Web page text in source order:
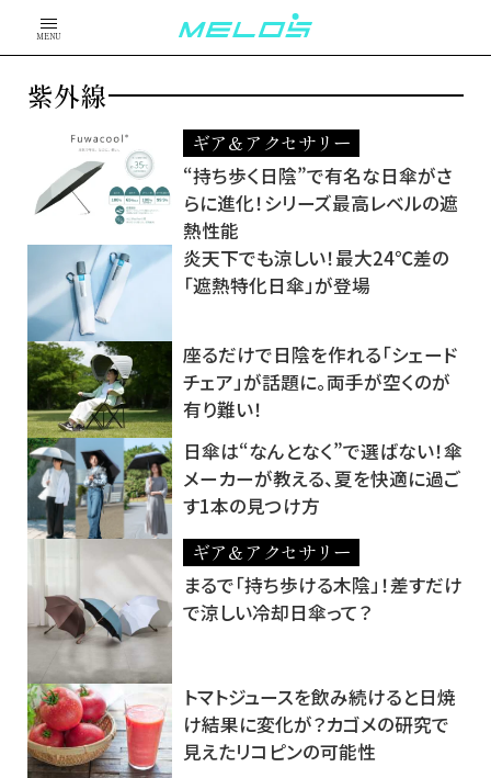
MENU
紫外線
ギア＆アクセサリー
“持ち歩く日陰”で有名な日傘がさ
らに進化！シリーズ最高レベルの遮
熱性能
炎天下でも涼しい！最大24℃差の
「遮熱特化日傘」が登場
座るだけで日陰を作れる「シェード
チェア」が話題に。両手が空くのが
有り難い！
日傘は“なんとなく”で選ばない！傘
メーカーが教える、夏を快適に過ご
す1本の見つけ方
ギア＆アクセサリー
まるで「持ち歩ける木陰」！差すだけ
で涼しい冷却日傘って？
トマトジュースを飲み続けると日焼
け結果に変化が？カゴメの研究で
見えたリコピンの可能性